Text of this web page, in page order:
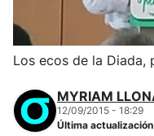
Los ecos de la Diada,
MYRIAM
12/09/2015 - 18:29
Última actualización